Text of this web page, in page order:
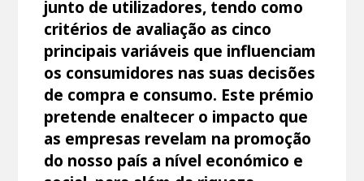
junto de utilizadores, tendo como
critérios de avaliação as cinco
principais variáveis que influenciam
os consumidores nas suas decisões
de compra e consumo. Este prémio
pretende enaltecer o impacto que
as empresas revelam na promoção
do nosso país a nível económico e